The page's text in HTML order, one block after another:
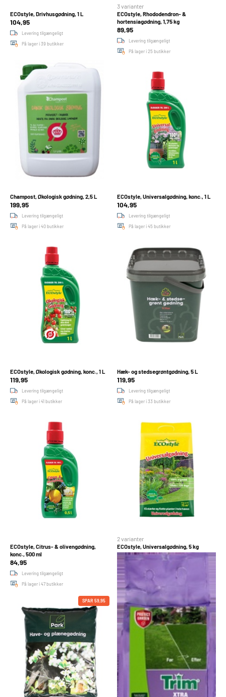
ECOstyle, Drivhusgødning, 1 L
104,95
Levering tilgængeligt
På lager i 39 butikker
ECOstyle, Rhododendron- &
hortensiagødning, 1,75 kg
3 varianter
89,95
Levering tilgængeligt
På lager i 25 butikker
Champost, Økologisk gødning, 2,5 L
199,95
Levering tilgængeligt
På lager i 40 butikker
ECOstyle, Universalgødning, konc., 1 L
104,95
Levering tilgængeligt
På lager i 45 butikker
ECOstyle, Økologisk gødning, konc., 1 L
119,95
Levering tilgængeligt
På lager i 41 butikker
Hæk- og stedsegrøntgødning, 5 L
119,95
Levering tilgængeligt
På lager i 33 butikker
ECOstyle, Citrus- & olivengødning,
konc., 500 ml
84,95
Levering tilgængeligt
På lager i 47 butikker
ECOstyle, Universalgødning, 5 kg
2 varianter
149,95
På lager i 35 butikker
SPAR 59,95